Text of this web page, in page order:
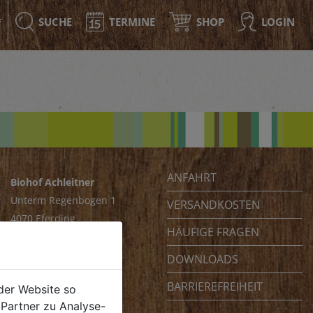
SUCHE TERMINE SHOP LOGIN
Biohof Achleitner
Unterm Regenbogen 1
4070 Eferding
ANFAHRT
VERSANDKOSTEN
HÄUFIGE FRAGEN
DOWNLOADS
BARRIEREFREIHEIT
Website so
zu Analyse-